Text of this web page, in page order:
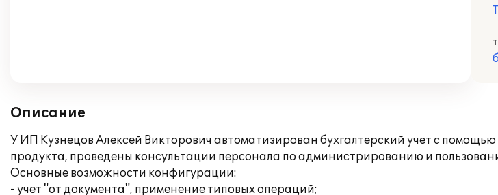
Описание
У ИП Кузнецов Алексей Викторович автоматизирован бухгалтерский учет с
продукта, проведены консультации персонала по администрированию и
Основные возможности конфигурации:
- учет "от документа", применение типовых операций;